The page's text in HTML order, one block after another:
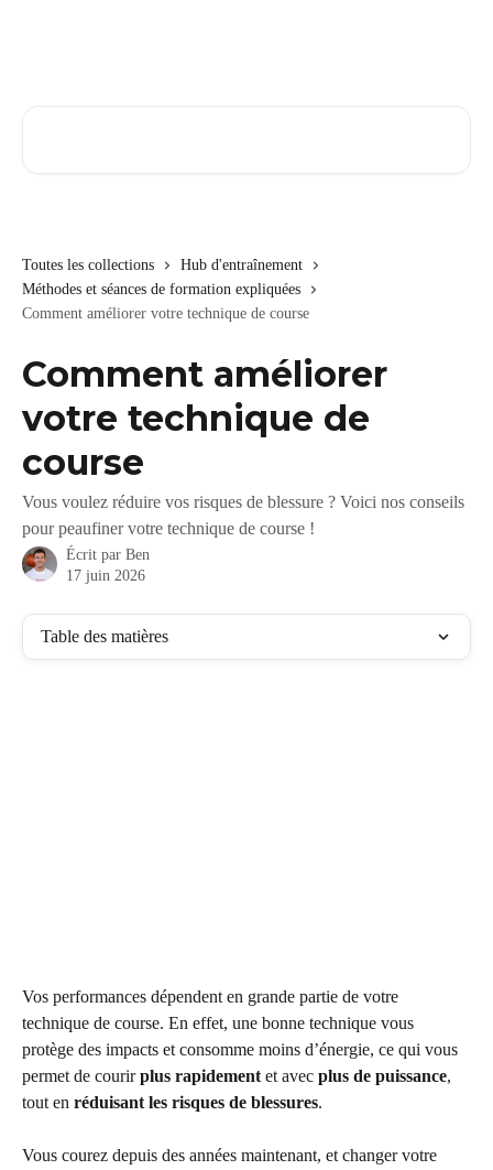
Toutes les collections
Hub d'entraînement
Méthodes et séances de formation expliquées
Comment améliorer votre technique de course
Comment améliorer
votre technique de
course
Vous voulez réduire vos risques de blessure ? Voici nos conseils
pour peaufiner votre technique de course !
Écrit par Ben
17 juin 2026
Table des matières
Vos performances dépendent en grande partie de votre
technique de course. En effet, une bonne technique vous
protège des impacts et consomme moins d’énergie, ce qui vous
permet de courir plus rapidement et avec plus de puissance,
tout en réduisant les risques de blessures.
Vous courez depuis des années maintenant, et changer votre